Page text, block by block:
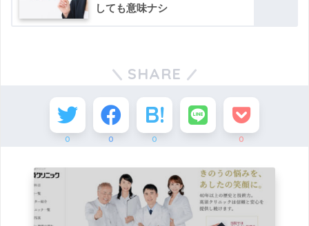
しても意味ナシ
SHARE
0 0 0 0